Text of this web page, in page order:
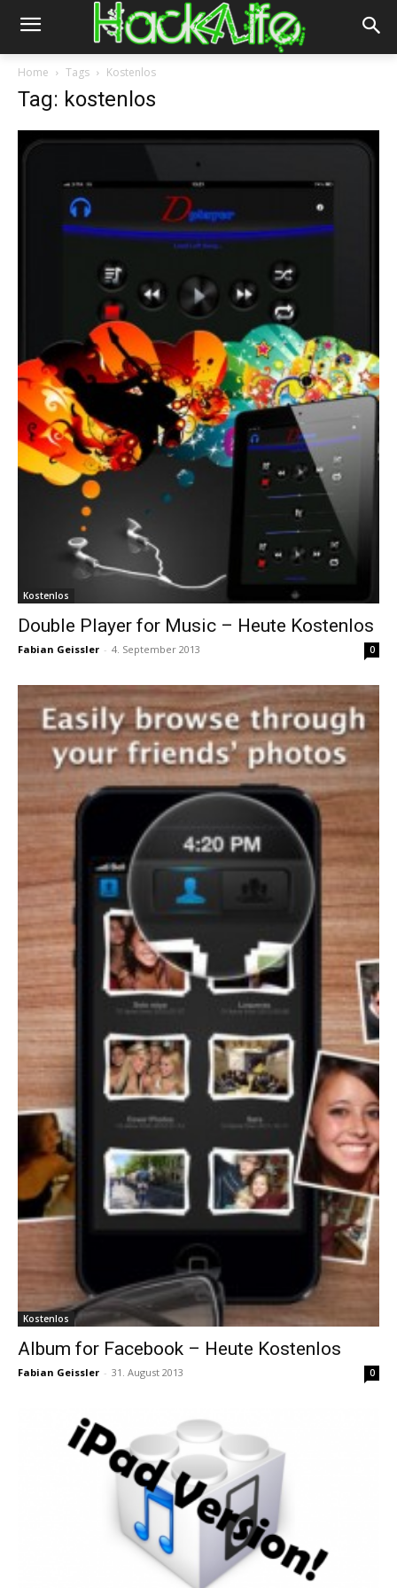
Home Tags Kostenlos
Tag: kostenlos
Kostenlos
Double Player for Music – Heute Kostenlos
Fabian Geissler - 4. September 2013 0
Kostenlos
Album for Facebook – Heute Kostenlos
Fabian Geissler - 31. August 2013 0